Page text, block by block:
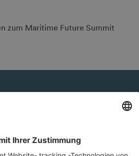
zum Maritime Future Summit